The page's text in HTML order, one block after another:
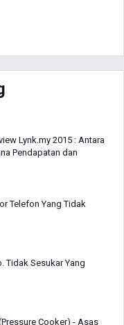
Lynk.my 2015 : Antara
Pendapatan dan
Telefon Yang Tidak
Tidak Sesukar Yang
Cooker) - Asas